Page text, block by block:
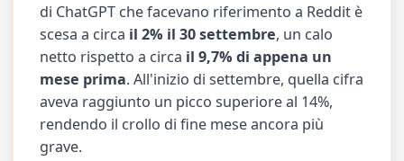
di ChatGPT che facevano riferimento a Reddit è
scesa a circa il 2% il 30 settembre, un calo
netto rispetto a circa il 9,7% di appena un
mese prima. All'inizio di settembre, quella cifra
aveva raggiunto un picco superiore al 14%,
rendendo il crollo di fine mese ancora più
grave.